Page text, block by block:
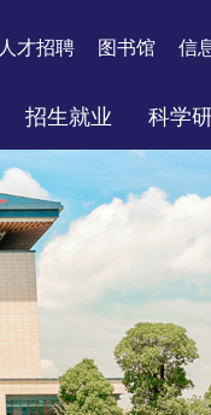
人才招聘 图书馆 信
招生就业 科学